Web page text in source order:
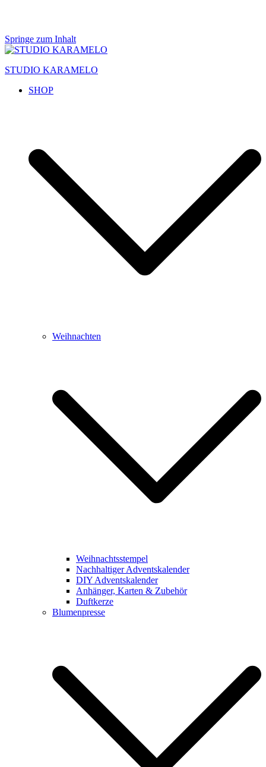
Springe zum Inhalt
STUDIO KARAMELO
SHOP
Weihnachten
Weihnachtsstempel
Nachhaltiger Adventskalender
DIY Adventskalender
Anhänger, Karten & Zubehör
Duftkerze
Blumenpresse